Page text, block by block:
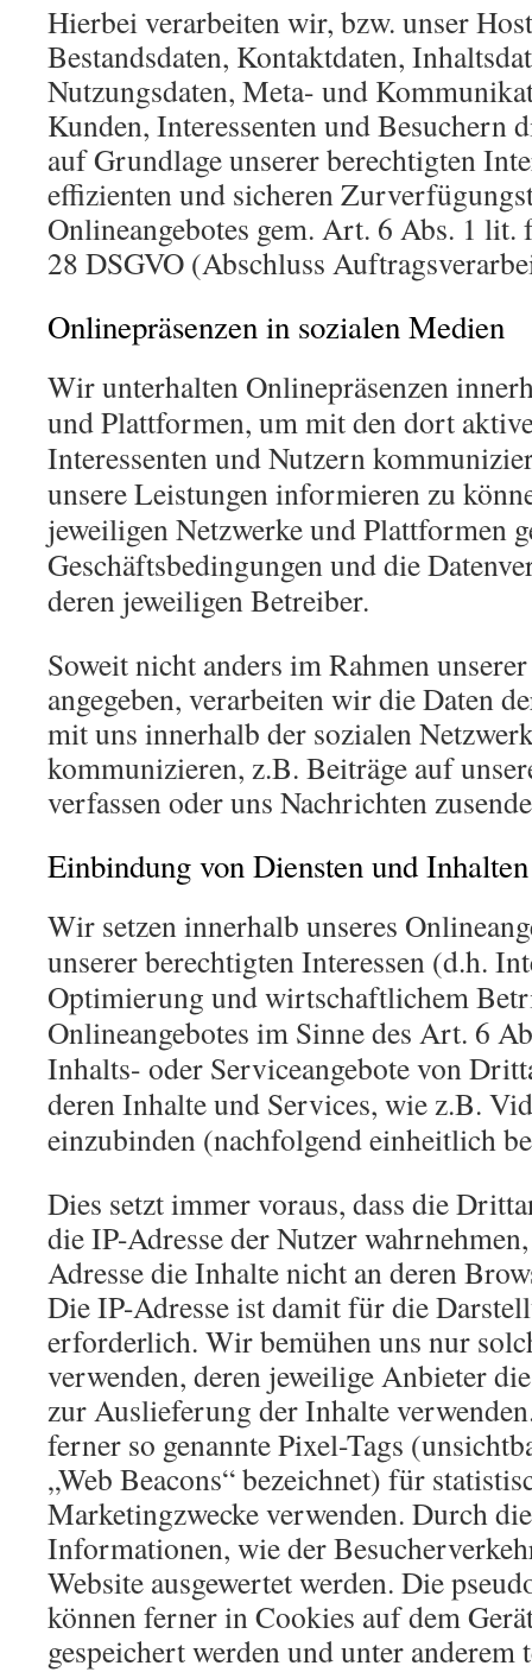
Hierbei verarbeiten wir, bzw. unser
Bestandsdaten, Kontaktdaten,
Nutzungsdaten, Meta- und
Kunden, Interessenten und Besuchern
auf Grundlage unserer berechtigten
effizienten und sicheren
Onlineangebotes gem. Art. 6 Abs. 1
28 DSGVO (Abschluss
Onlinepräsenzen in sozialen Medien
Wir unterhalten Onlinepräsenzen
und Plattformen, um mit den dort
Interessenten und Nutzern
unsere Leistungen informieren zu
jeweiligen Netzwerke und Plattformen
Geschäftsbedingungen und die
deren jeweiligen Betreiber.
Soweit nicht anders im Rahmen
angegeben, verarbeiten wir die Daten
mit uns innerhalb der sozialen
kommunizieren, z.B. Beiträge auf
verfassen oder uns Nachrichten
Einbindung von Diensten und
Wir setzen innerhalb unseres
unserer berechtigten Interessen (d.h.
Optimierung und wirtschaftlichem
Onlineangebotes im Sinne des Art. 6
Inhalts- oder Serviceangebote von
deren Inhalte und Services, wie z.B.
einzubinden (nachfolgend einheitlich
Dies setzt immer voraus, dass die
die IP-Adresse der Nutzer
Adresse die Inhalte nicht an deren
Die IP-Adresse ist damit für die
erforderlich. Wir bemühen uns nur
verwenden, deren jeweilige Anbieter
zur Auslieferung der Inhalte
ferner so genannte Pixel-Tags
„Web Beacons“ bezeichnet) für
Marketingzwecke verwenden. Durch
Informationen, wie der
Website ausgewertet werden. Die
können ferner in Cookies auf dem
gespeichert werden und unter anderem